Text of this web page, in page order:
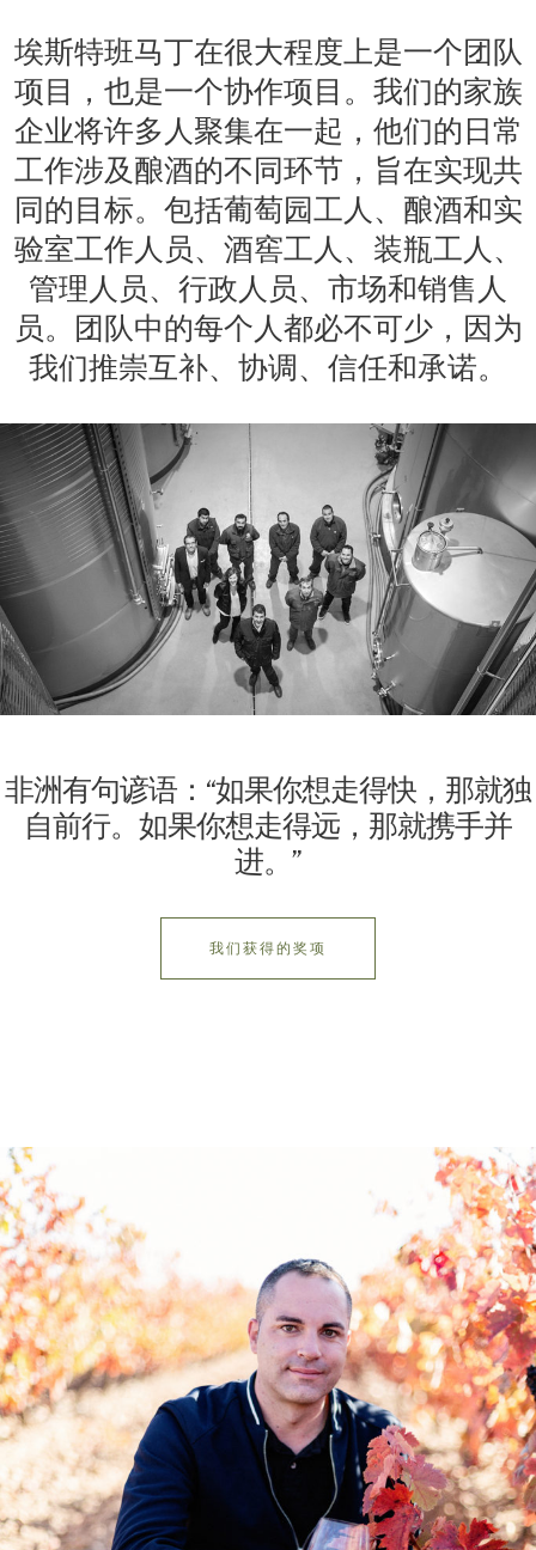
埃斯特班马丁在很大程度上是一个团队
项目，也是一个协作项目。我们的家族
企业将许多人聚集在一起，他们的日常
工作涉及酿酒的不同环节，旨在实现共
同的目标。包括葡萄园工人、酿酒和实
验室工作人员、酒窖工人、装瓶工人、
管理人员、行政人员、市场和销售人
员。团队中的每个人都必不可少，因为
我们推崇互补、协调、信任和承诺。
非洲有句谚语：“如果你想走得快，那就独
自前行。如果你想走得远，那就携手并
进。”
我们获得的奖项